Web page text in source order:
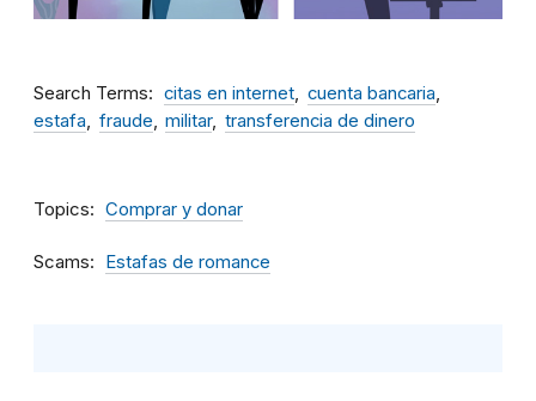
Search Terms citas en internet
cuenta bancaria
estafa
fraude militar transferencia de dinero
Topics Comprar y donar
Scams Estafas de romance